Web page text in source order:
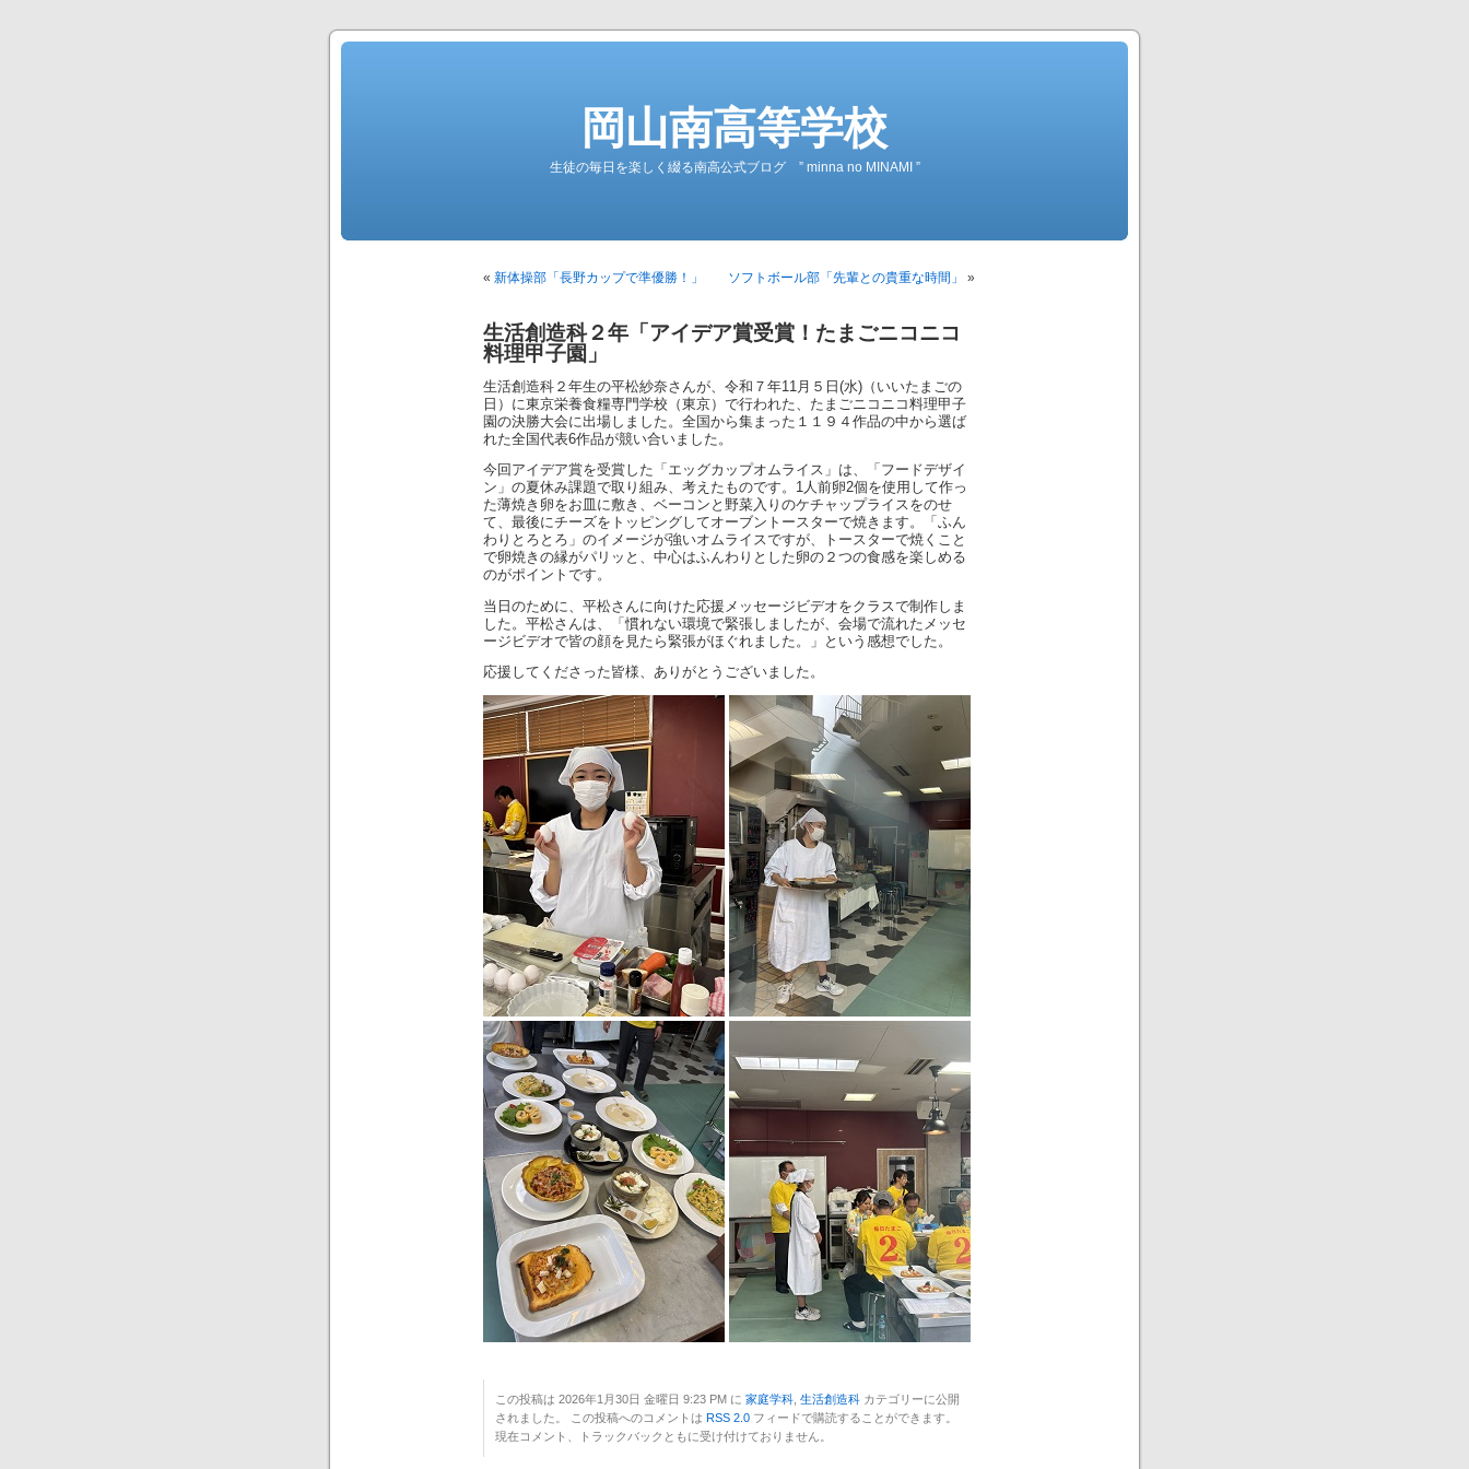
岡山南高等学校
生徒の毎日を楽しく綴る南高公式ブログ ” minna no MINAMI ”
« 新体操部「長野カップで準優勝！」 ソフトボール部「先輩との貴重な時間」 »
生活創造科２年「アイデア賞受賞！たまごニコニコ
料理甲子園」
生活創造科２年生の平松紗奈さんが、令和７年11月５日(水)（いいたまごの
日）に東京栄養食糧専門学校（東京）で行われた、たまごニコニコ料理甲子
園の決勝大会に出場しました。全国から集まった１１９４作品の中から選ば
れた全国代表6作品が競い合いました。
今回アイデア賞を受賞した「エッグカップオムライス」は、「フードデザイ
ン」の夏休み課題で取り組み、考えたものです。1人前卵2個を使用して作っ
た薄焼き卵をお皿に敷き、ベーコンと野菜入りのケチャップライスをのせ
て、最後にチーズをトッピングしてオーブントースターで焼きます。「ふん
わりとろとろ」のイメージが強いオムライスですが、トースターで焼くこと
で卵焼きの縁がパリッと、中心はふんわりとした卵の２つの食感を楽しめる
のがポイントです。
当日のために、平松さんに向けた応援メッセージビデオをクラスで制作しま
した。平松さんは、「慣れない環境で緊張しましたが、会場で流れたメッセ
ージビデオで皆の顔を見たら緊張がほぐれました。」という感想でした。
応援してくださった皆様、ありがとうございました。
この投稿は 2026年1月30日 金曜日 9:23 PM に 家庭学科 生活創造科 カテゴリーに公開
されました。 この投稿へのコメントは RSS 2.0 フィードで購読することができます。
現在コメント、トラックバックともに受け付けておりません。